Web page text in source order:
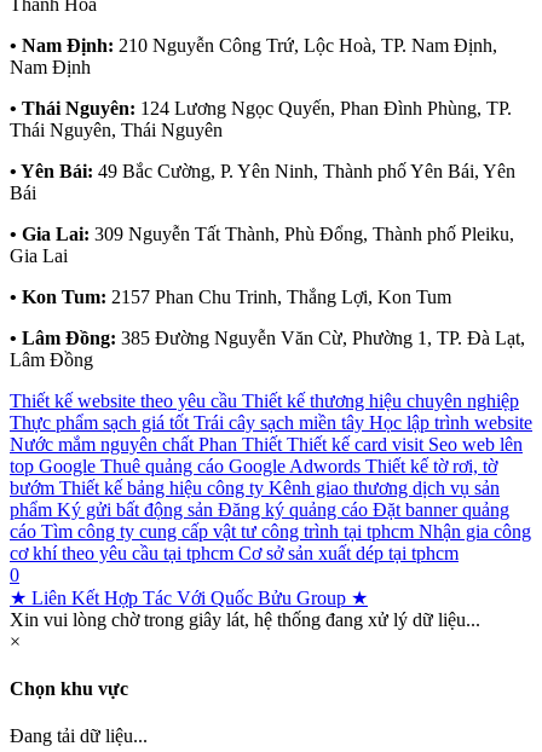
• Nam Định: 210 Nguyễn Công Trứ, Lộc Hoà, TP. Nam Định,
Nam Định
• Thái Nguyên: 124 Lương Ngọc Quyến, Phan Đình Phùng, TP.
Thái Nguyên, Thái Nguyên
• Yên Bái: 49 Bắc Cường, P. Yên Ninh, Thành phố Yên Bái, Yên
Bái
• Gia Lai: 309 Nguyễn Tất Thành, Phù Đổng, Thành phố Pleiku,
Gia Lai
• Kon Tum: 2157 Phan Chu Trinh, Thắng Lợi, Kon Tum
• Lâm Đồng: 385 Đường Nguyễn Văn Cừ, Phường 1, TP. Đà Lạt,
Lâm Đồng
Thiết kế website theo yêu cầu Thiết kế thương hiệu chuyên nghiệp
Thực phẩm sạch giá tốt Trái cây sạch miền tây Học lập trình website
Nước mắm nguyên chất Phan Thiết Thiết kế card visit Seo web lên
top Google Thuê quảng cáo Google Adwords Thiết kế tờ rơi, tờ
bướm Thiết kế bảng hiệu công ty Kênh giao thương dịch vụ sản
phẩm Ký gửi bất động sản Đăng ký quảng cáo Đặt banner quảng
cáo Tìm công ty cung cấp vật tư công trình tại tphcm Nhận gia công
cơ khí theo yêu cầu tại tphcm Cơ sở sản xuất dép tại tphcm
0
★ Liên Kết Hợp Tác Với Quốc Bửu Group ★
Xin vui lòng chờ trong giây lát, hệ thống đang xử lý dữ liệu...
×
Chọn khu vực
Đang tải dữ liệu...